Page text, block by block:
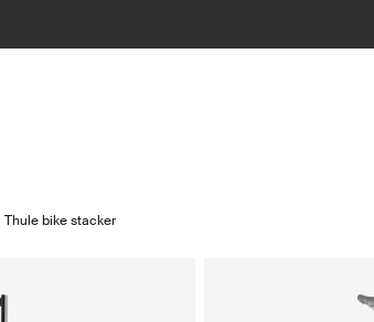
Thule bike stacker